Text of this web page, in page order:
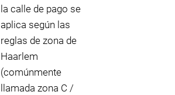
la calle de pago se
aplica según las
reglas de zona de
Haarlem
(comúnmente
llamada zona C /